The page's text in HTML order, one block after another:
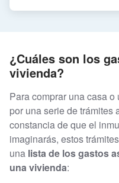
¿Cuáles son los
vivienda?
Para comprar una casa
por una serie de trámites
constancia de que el
imaginarás, estos
una lista de los gastos
una vivienda: